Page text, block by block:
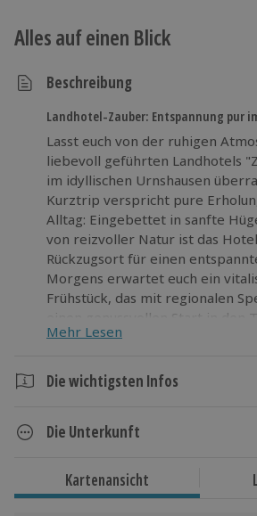
Alles auf einen Blick
Beschreibung
Landhotel-Zauber: Entspannung pur
Lasst euch von der ruhigen
liebevoll geführten Landhotels
im idyllischen Urnshausen
Kurztrip verspricht pure
Alltag: Eingebettet in sanfte
von reizvoller Natur ist das
Rückzugsort für einen
Morgens erwartet euch ein
Frühstück, das mit regionalen
einen genussvollen Start in den
die klare Landluft, erkundet stille
schlägt ein anderer Puls und die
Gastfreundschaft und
fernab vom Alltag und erlebt die
Mehr Lesen
Die wichtigsten Infos
2 Tage
Die Unterkunft
Hotelausstattung:
Kartenansicht